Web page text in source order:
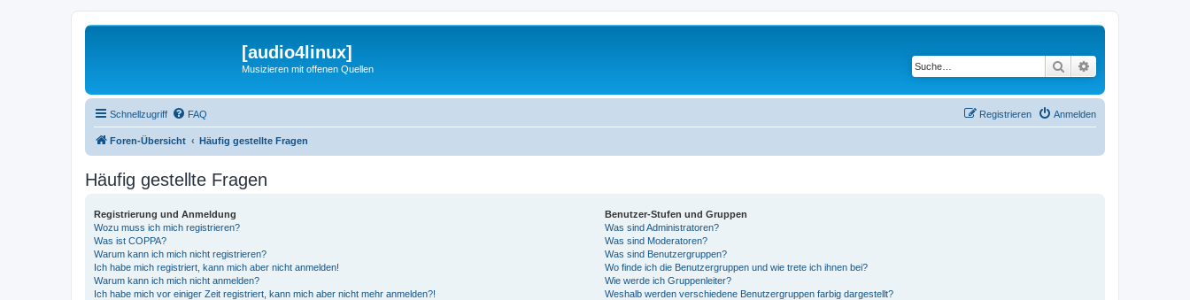
[audio4linux]
Musizieren mit offenen Quellen Suche
Schnellzugriff FAQ Anmelden
Registrieren
Foren-Übersicht Häufig gestellte Fragen
Häufig gestellte Fragen
Registrierung und Anmeldung
Wozu muss ich mich registrieren?
Was ist COPPA?
Warum kann ich mich nicht registrieren?
Ich habe mich registriert, kann mich aber nicht anmelden!
Warum kann ich mich nicht anmelden?
Ich habe mich vor einiger Zeit registriert, kann mich aber nicht mehr anmelden?!
Benutzer-Stufen und Gruppen
Was sind Administratoren?
Was sind Moderatoren?
Was sind Benutzergruppen?
Wo finde ich die Benutzergruppen und wie trete ich ihnen bei?
Wie werde ich Gruppenleiter?
Weshalb werden verschiedene Benutzergruppen farbig dargestellt?